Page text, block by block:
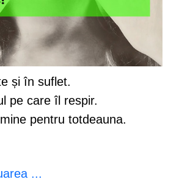
și în suflet.
pe care îl respir.
pentru totdeauna.
...